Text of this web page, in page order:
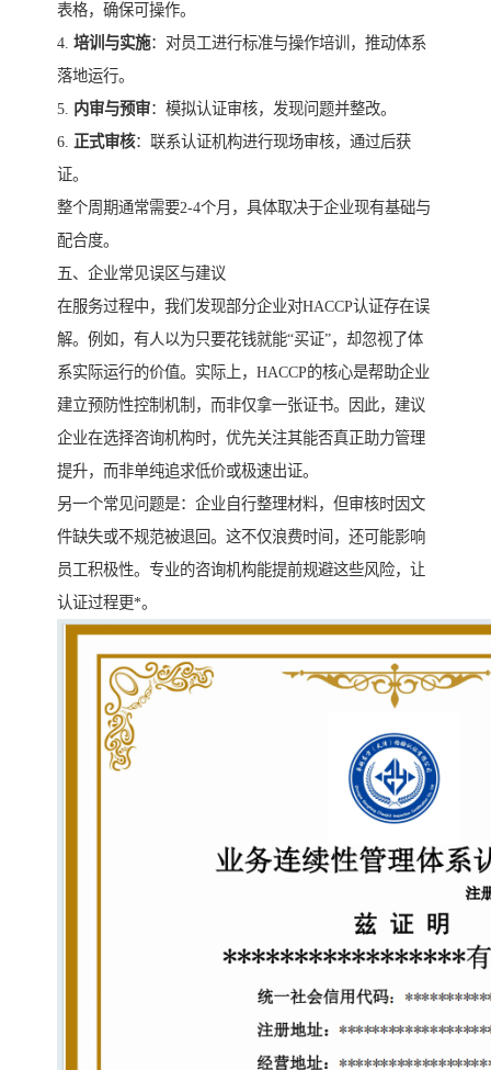
表格，确保可操作。
4. 培训与实施：对员工进行标准与操作培训，推动体系
落地运行。
5. 内审与预审：模拟认证审核，发现问题并整改。
6. 正式审核：联系认证机构进行现场审核，通过后获
证。
整个周期通常需要2-4个月，具体取决于企业现有基础与
配合度。
五、企业常见误区与建议
在服务过程中，我们发现部分企业对HACCP认证存在误
解。例如，有人以为只要花钱就能“买证”，却忽视了体
系实际运行的价值。实际上，HACCP的核心是帮助企业
建立预防性控制机制，而非仅拿一张证书。因此，建议
企业在选择咨询机构时，优先关注其能否真正助力管理
提升，而非单纯追求低价或极速出证。
另一个常见问题是：企业自行整理材料，但审核时因文
件缺失或不规范被退回。这不仅浪费时间，还可能影响
员工积极性。专业的咨询机构能提前规避这些风险，让
认证过程更*。